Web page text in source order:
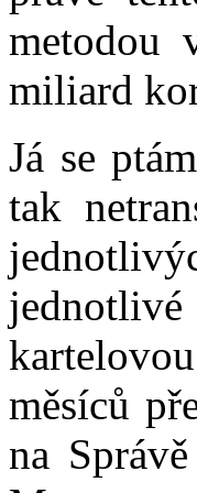
metodou
miliard
Já se
tak
měsíců
na